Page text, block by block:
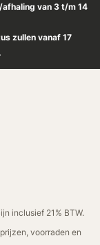
van 3 t/m 14
zullen vanaf 17
inclusief 21% BTW.
voorraden en